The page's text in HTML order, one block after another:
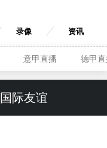
录像 资讯
意甲直播 德甲
国际友谊